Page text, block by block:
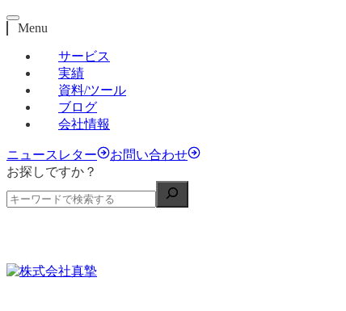
Menu
サービス
実績
資料/ツール
ブログ
会社情報
ニュースレター
お問い合わせ
お探しですか？